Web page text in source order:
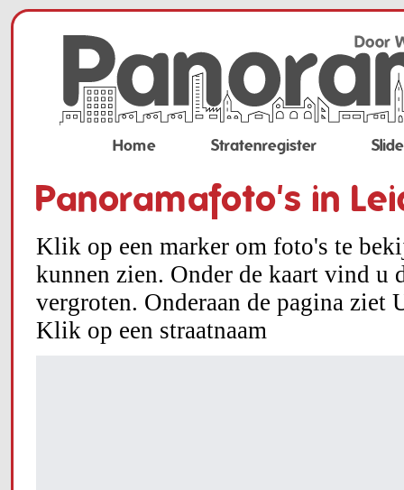
Home Stratenregister
Panoramafoto's in
Klik op een marker om foto's te
kunnen zien. Onder de kaart vind
vergroten. Onderaan de pagina ziet
Klik op een straatnaam